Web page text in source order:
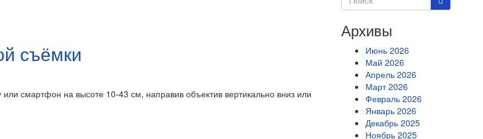
съёмки
смартфон на высоте 10-43 см, направив объектив вертикально вниз или
Архивы
Июнь 2026
Май 2026
Апрель 2026
Март 2026
Февраль 2026
Январь 2026
Декабрь 2025
Ноябрь 2025